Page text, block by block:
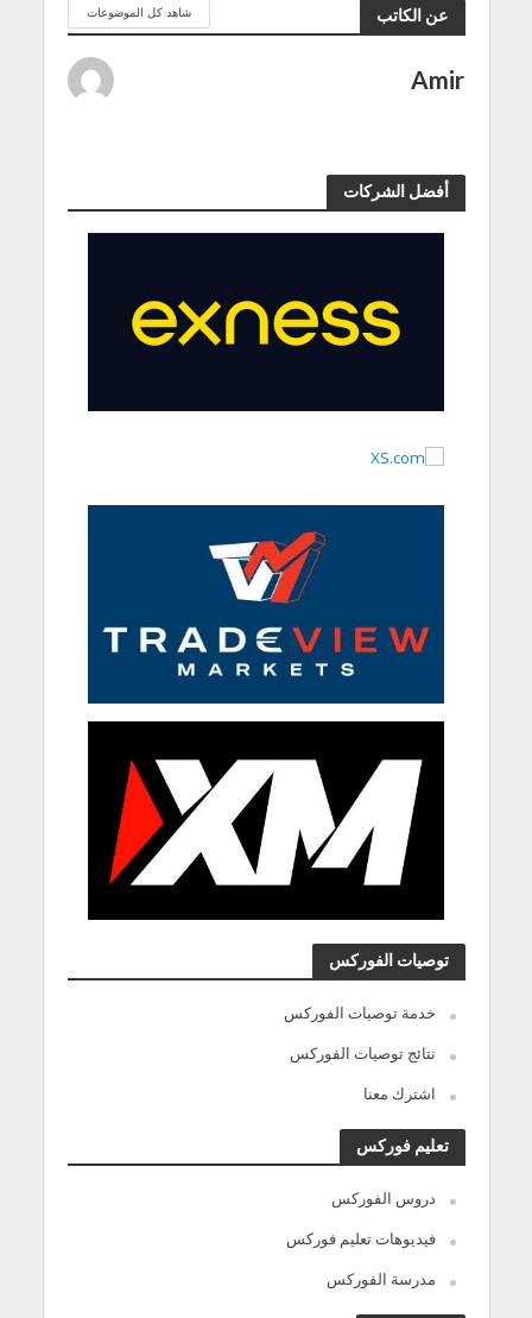
عن الكاتب شاهد كل الموضوعات
Amir
أفضل الشركات
توصيات الفوركس
خدمة توصيات الفوركس
نتائج توصيات الفوركس
اشترك معنا
تعليم فوركس
دروس الفوركس
فيديوهات تعليم فوركس
مدرسة الفوركس